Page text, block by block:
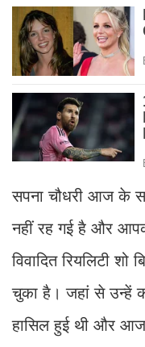
सपना चौधरी आज के
नहीं रह गई है और
विवादित रियलिटी
चुका है। जहां से उन्हें
हासिल हुई थी और आज